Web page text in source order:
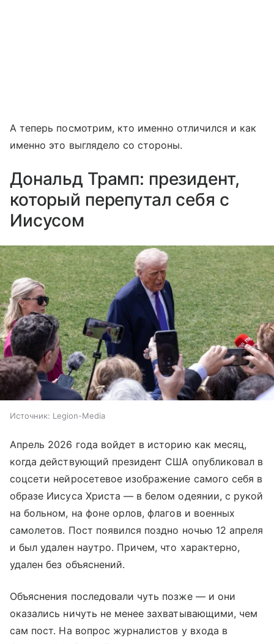
А теперь посмотрим, кто именно отличился и как
именно это выглядело со стороны.
Дональд Трамп: президент,
который перепутал себя с
Иисусом
Источник: Legion-Media
Апрель 2026 года войдет в историю как месяц,
когда действующий президент США опубликовал в
соцсети нейросетевое изображение самого себя в
образе Иисуса Христа — в белом одеянии, с рукой
на больном, на фоне орлов, флагов и военных
самолетов. Пост появился поздно ночью 12 апреля
и был удален наутро. Причем, что характерно,
удален без объяснений.
Объяснения последовали чуть позже — и они
оказались ничуть не менее захватывающими, чем
сам пост. На вопрос журналистов у входа в